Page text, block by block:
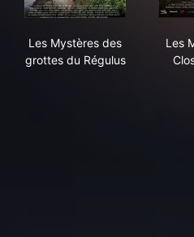
Les Mystères des
grottes du Régulus
Les